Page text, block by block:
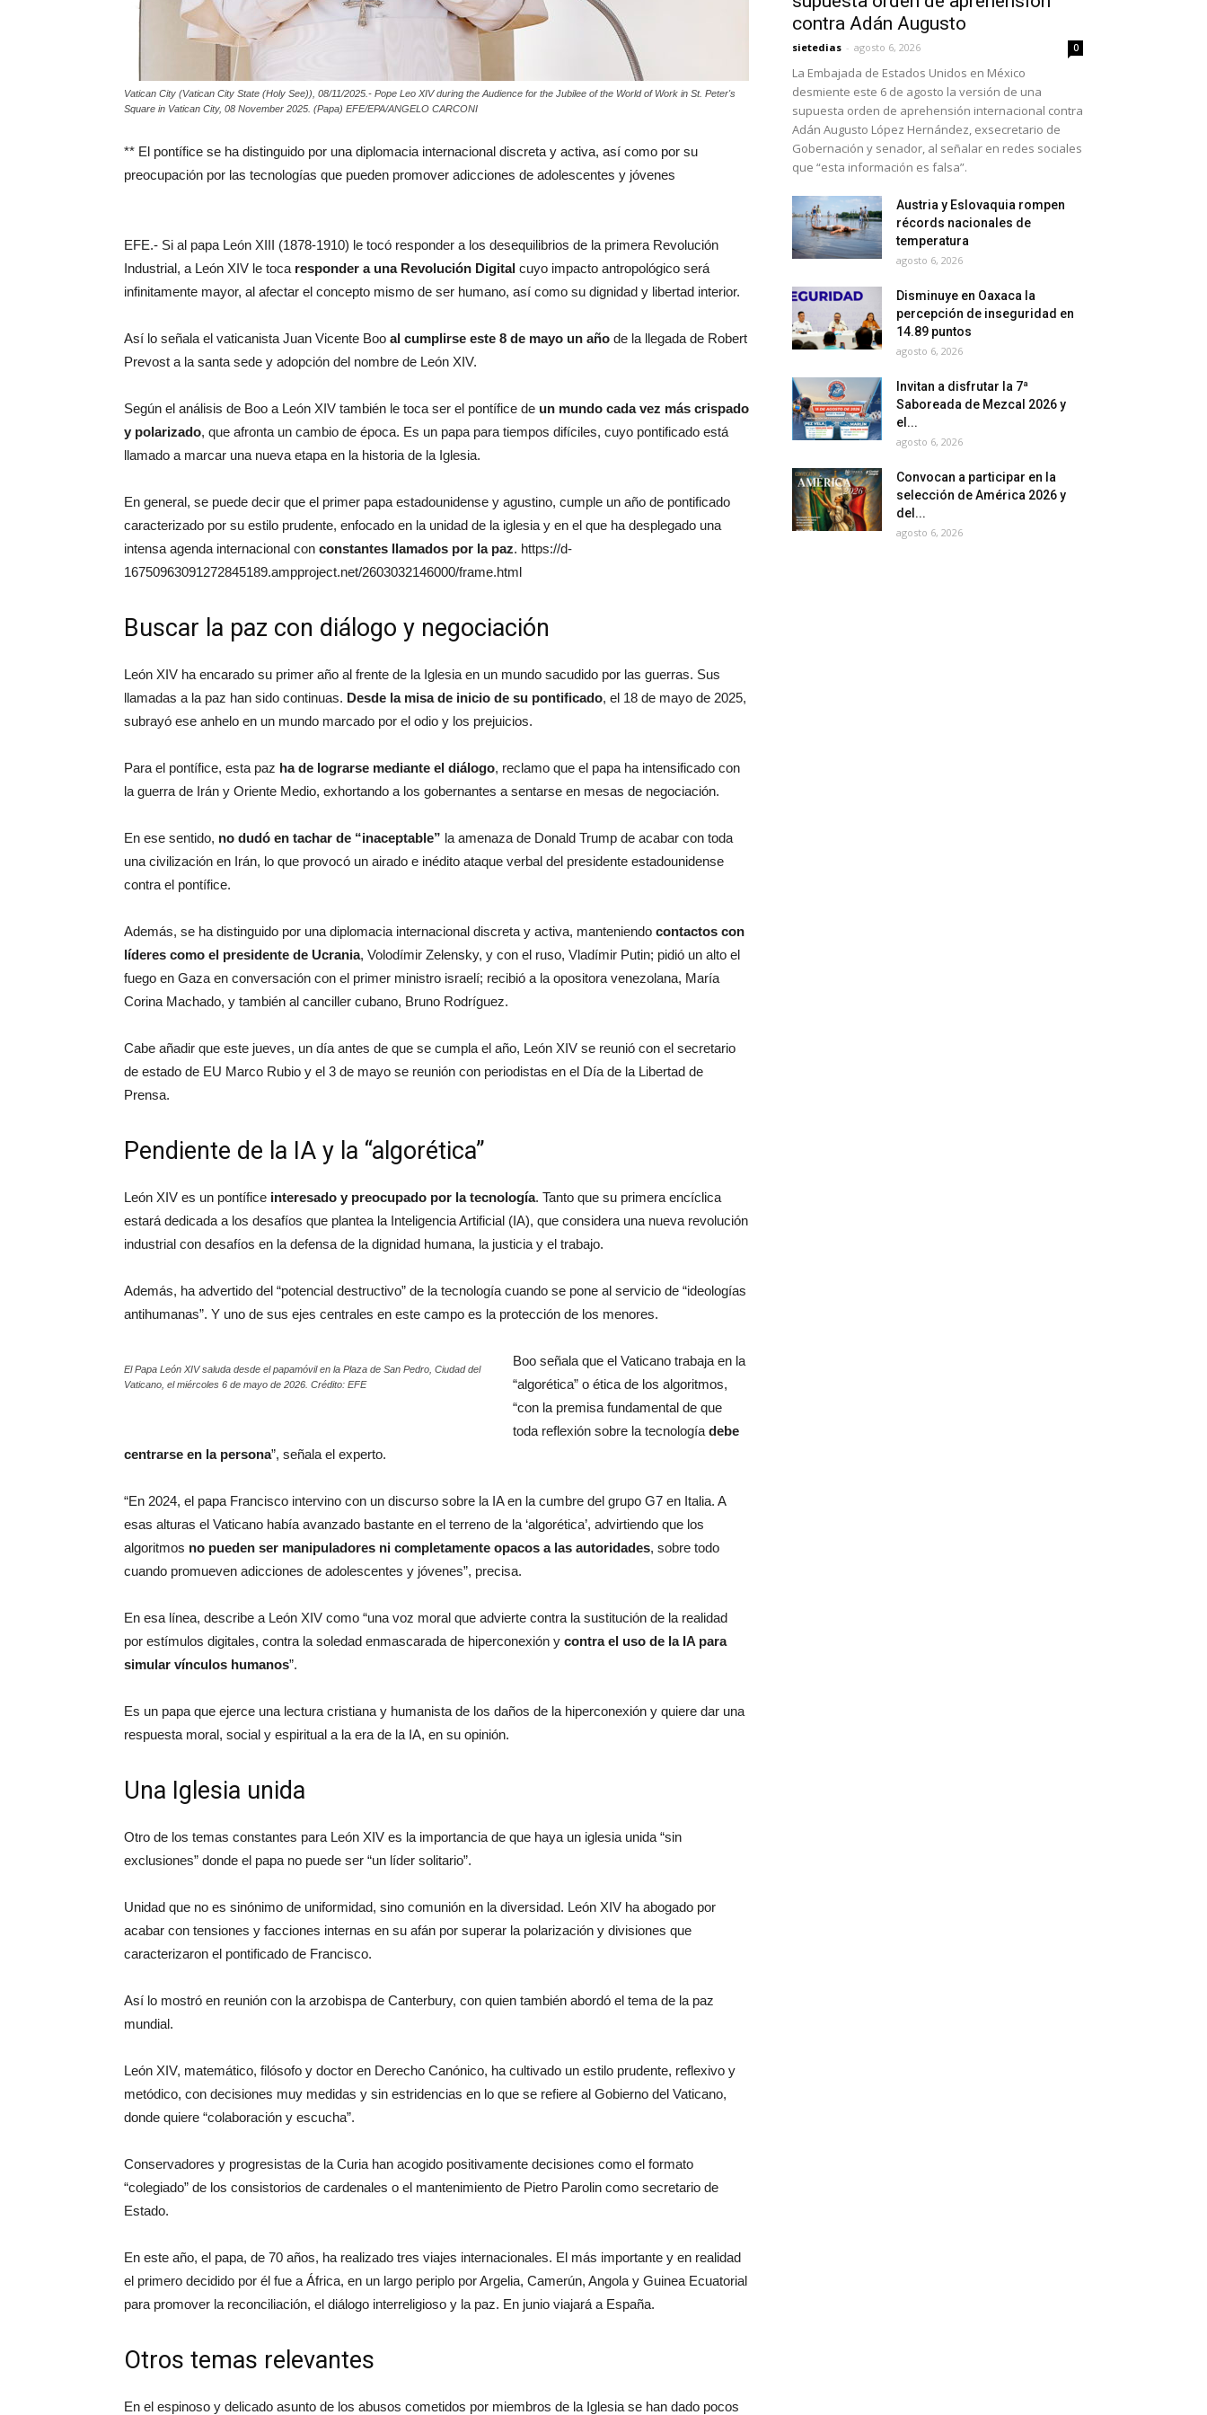
Vatican City (Vatican City State (Holy See)), 08/11/2025.- Pope Leo XIV during the Audience for the Jubilee of the World of Work in St. Peter's
Square in Vatican City, 08 November 2025. (Papa) EFE/EPA/ANGELO CARCONI
** El pontífice se ha distinguido por una diplomacia internacional discreta y activa, así como por su
preocupación por las tecnologías que pueden promover adicciones de adolescentes y jóvenes
EFE.- Si al papa León XIII (1878-1910) le tocó responder a los desequilibrios de la primera Revolución
Industrial, a León XIV le toca responder a una Revolución Digital cuyo impacto antropológico será
infinitamente mayor, al afectar el concepto mismo de ser humano, así como su dignidad y libertad interior.
Así lo señala el vaticanista Juan Vicente Boo al cumplirse este 8 de mayo un año de la llegada de Robert
Prevost a la santa sede y adopción del nombre de León XIV.
Según el análisis de Boo a León XIV también le toca ser el pontífice de un mundo cada vez más crispado
y polarizado, que afronta un cambio de época. Es un papa para tiempos difíciles, cuyo pontificado está
llamado a marcar una nueva etapa en la historia de la Iglesia.
En general, se puede decir que el primer papa estadounidense y agustino, cumple un año de pontificado
caracterizado por su estilo prudente, enfocado en la unidad de la iglesia y en el que ha desplegado una
intensa agenda internacional con constantes llamados por la paz. https://d-
16750963091272845189.ampproject.net/2603032146000/frame.html
Buscar la paz con diálogo y negociación
León XIV ha encarado su primer año al frente de la Iglesia en un mundo sacudido por las guerras. Sus
llamadas a la paz han sido continuas. Desde la misa de inicio de su pontificado, el 18 de mayo de 2025,
subrayó ese anhelo en un mundo marcado por el odio y los prejuicios.
Para el pontífice, esta paz ha de lograrse mediante el diálogo, reclamo que el papa ha intensificado con
la guerra de Irán y Oriente Medio, exhortando a los gobernantes a sentarse en mesas de negociación.
En ese sentido, no dudó en tachar de “inaceptable” la amenaza de Donald Trump de acabar con toda
una civilización en Irán, lo que provocó un airado e inédito ataque verbal del presidente estadounidense
contra el pontífice.
Además, se ha distinguido por una diplomacia internacional discreta y activa, manteniendo contactos con
líderes como el presidente de Ucrania, Volodímir Zelensky, y con el ruso, Vladímir Putin; pidió un alto el
fuego en Gaza en conversación con el primer ministro israelí; recibió a la opositora venezolana, María
Corina Machado, y también al canciller cubano, Bruno Rodríguez.
Cabe añadir que este jueves, un día antes de que se cumpla el año, León XIV se reunió con el secretario
de estado de EU Marco Rubio y el 3 de mayo se reunión con periodistas en el Día de la Libertad de
Prensa.
Pendiente de la IA y la “algorética”
León XIV es un pontífice interesado y preocupado por la tecnología. Tanto que su primera encíclica
estará dedicada a los desafíos que plantea la Inteligencia Artificial (IA), que considera una nueva revolución
industrial con desafíos en la defensa de la dignidad humana, la justicia y el trabajo.
Además, ha advertido del “potencial destructivo” de la tecnología cuando se pone al servicio de “ideologías
antihumanas”. Y uno de sus ejes centrales en este campo es la protección de los menores.
El Papa León XIV saluda desde el papamóvil en la Plaza de San Pedro, Ciudad del
Vaticano, el miércoles 6 de mayo de 2026. Crédito: EFE
Boo señala que el Vaticano trabaja en la
“algorética” o ética de los algoritmos,
“con la premisa fundamental de que
toda reflexión sobre la tecnología debe
centrarse en la persona”, señala el experto.
“En 2024, el papa Francisco intervino con un discurso sobre la IA en la cumbre del grupo G7 en Italia. A
esas alturas el Vaticano había avanzado bastante en el terreno de la ‘algorética’, advirtiendo que los
algoritmos no pueden ser manipuladores ni completamente opacos a las autoridades, sobre todo
cuando promueven adicciones de adolescentes y jóvenes”, precisa.
En esa línea, describe a León XIV como “una voz moral que advierte contra la sustitución de la realidad
por estímulos digitales, contra la soledad enmascarada de hiperconexión y contra el uso de la IA para
simular vínculos humanos”.
Es un papa que ejerce una lectura cristiana y humanista de los daños de la hiperconexión y quiere dar una
respuesta moral, social y espiritual a la era de la IA, en su opinión.
Una Iglesia unida
Otro de los temas constantes para León XIV es la importancia de que haya un iglesia unida “sin
exclusiones” donde el papa no puede ser “un líder solitario”.
Unidad que no es sinónimo de uniformidad, sino comunión en la diversidad. León XIV ha abogado por
acabar con tensiones y facciones internas en su afán por superar la polarización y divisiones que
caracterizaron el pontificado de Francisco.
Así lo mostró en reunión con la arzobispa de Canterbury, con quien también abordó el tema de la paz
mundial.
León XIV, matemático, filósofo y doctor en Derecho Canónico, ha cultivado un estilo prudente, reflexivo y
metódico, con decisiones muy medidas y sin estridencias en lo que se refiere al Gobierno del Vaticano,
donde quiere “colaboración y escucha”.
Conservadores y progresistas de la Curia han acogido positivamente decisiones como el formato
“colegiado” de los consistorios de cardenales o el mantenimiento de Pietro Parolin como secretario de
Estado.
En este año, el papa, de 70 años, ha realizado tres viajes internacionales. El más importante y en realidad
el primero decidido por él fue a África, en un largo periplo por Argelia, Camerún, Angola y Guinea Ecuatorial
para promover la reconciliación, el diálogo interreligioso y la paz. En junio viajará a España.
Otros temas relevantes
En el espinoso y delicado asunto de los abusos cometidos por miembros de la Iglesia se han dado pocos
contra Adán Augusto
sietedias - agosto 6, 2026 0
La Embajada de Estados Unidos en México
desmiente este 6 de agosto la versión de una
supuesta orden de aprehensión internacional contra
Adán Augusto López Hernández, exsecretario de
Gobernación y senador, al señalar en redes sociales
que “esta información es falsa”.
Austria y Eslovaquia rompen
récords nacionales de
temperatura
agosto 6, 2026
Disminuye en Oaxaca la
percepción de inseguridad en
14.89 puntos
agosto 6, 2026
Invitan a disfrutar la 7ª
Saboreada de Mezcal 2026 y
el...
agosto 6, 2026
Convocan a participar en la
selección de América 2026 y
del...
agosto 6, 2026